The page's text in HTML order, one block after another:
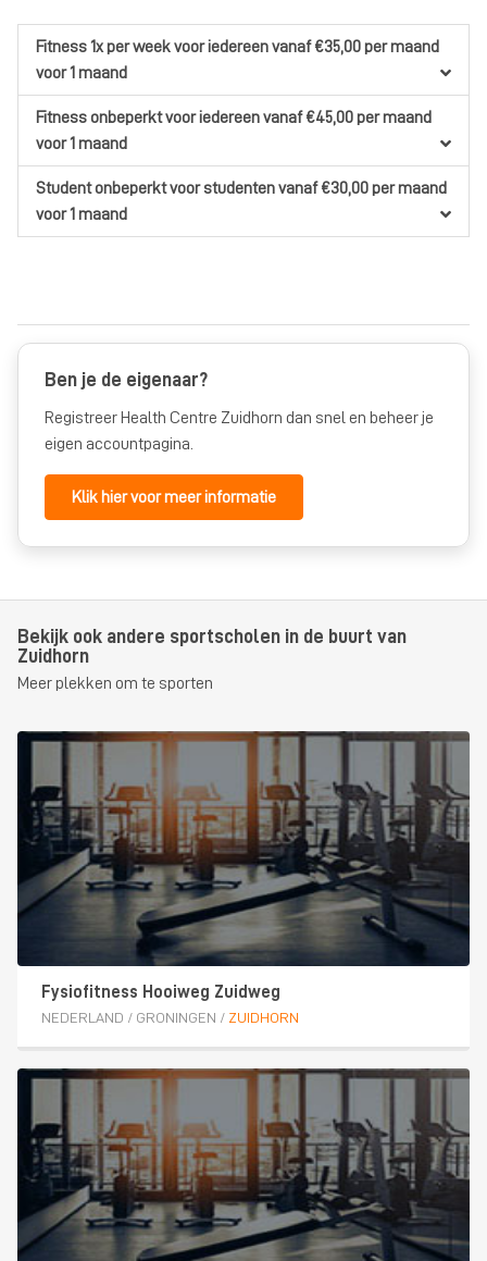
Fitness 1x per weekvoor iedereenvanaf €35,00per maand
voor 1 maand
Fitness onbeperktvoor iedereenvanaf €45,00per maand
voor 1 maand
Student onbeperktvoor studentenvanaf €30,00per maand
voor 1 maand
Ben je de eigenaar?
Registreer Health Centre Zuidhorn dan snel en beheer je
eigen accountpagina.
Klik hier voor meer informatie
Bekijk ook andere sportscholen in de buurt van
Zuidhorn
Meer plekken om te sporten
Fysiofitness Hooiweg Zuidweg
NEDERLAND / GRONINGEN / ZUIDHORN